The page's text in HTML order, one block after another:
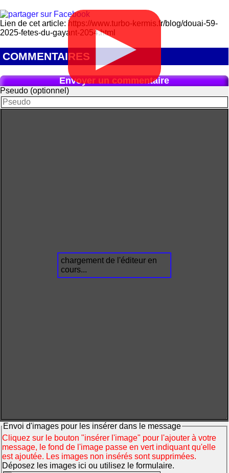
▶
Lien de cet article: https://www.turbo-kermis.fr/blog/douai-59-
2025-fetes-du-gayant-2054.html
COMMENTAIRES
Envoyer un commentaire
Pseudo (optionnel)
chargement de l'éditeur en
cours...
Envoi d'images pour les insérer dans le message
Cliquez sur le bouton "insérer l'image" pour l'ajouter à votre
message, le fond de l'image passe en vert indiquant qu'elle
est ajoutée. Les images non insérés sont supprimées.
Déposez les images ici ou utilisez le formulaire.